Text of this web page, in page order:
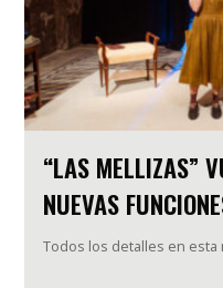
“LAS MELLIZAS”
NUEVAS
Todos los detalles en esta